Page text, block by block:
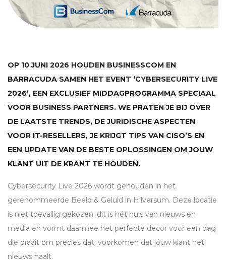
OP 10 JUNI 2026 HOUDEN BUSINESSCOM EN
BARRACUDA SAMEN HET EVENT ‘CYBERSECURITY LIVE
2026’, EEN EXCLUSIEF MIDDAGPROGRAMMA SPECIAAL
VOOR BUSINESS PARTNERS. WE PRATEN JE BIJ OVER
DE LAATSTE TRENDS, DE JURIDISCHE ASPECTEN
VOOR IT-RESELLERS, JE KRIJGT TIPS VAN CISO’S EN
EEN UPDATE VAN DE BESTE OPLOSSINGEN OM JOUW
KLANT UIT DE KRANT TE HOUDEN.
Cybersecurity Live 2026 wordt gehouden in het
gerenommeerde Beeld & Geluid in Hilversum. Deze locatie
is niet toevallig gekozen: dit is hét huis van nieuws en
media en vormt daarmee het perfecte decor voor een dag
die draait om precies dat: voorkomen dat jóuw klant het
nieuws haalt.